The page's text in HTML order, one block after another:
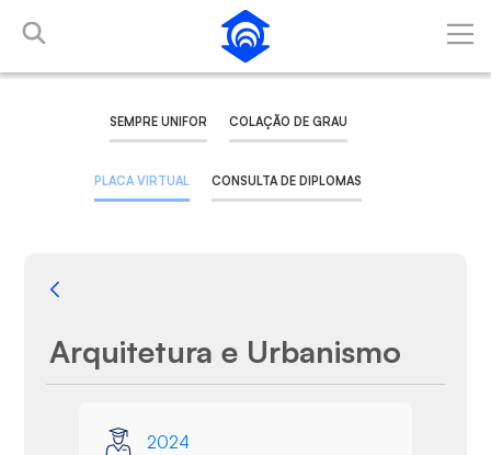
Pular para o Conteúdo principal
SEMPRE UNIFOR COLAÇÃO DE GRAU
PLACA VIRTUAL CONSULTA DE DIPLOMAS
Voltar
Arquitetura e Urbanismo
2024